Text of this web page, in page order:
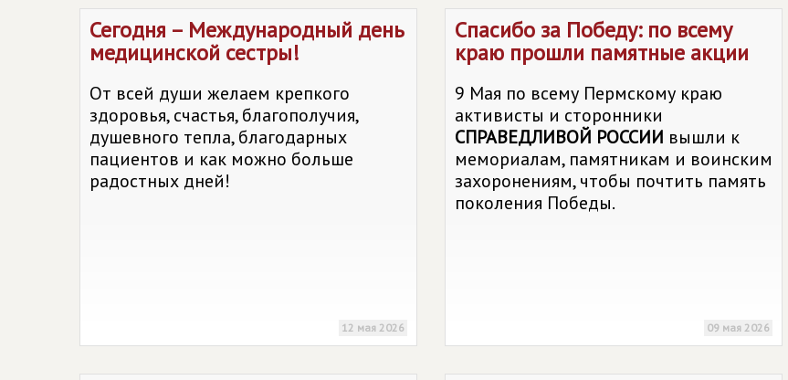
Сегодня – Международный день
медицинской сестры!
От всей души желаем крепкого
здоровья, счастья, благополучия,
душевного тепла, благодарных
пациентов и как можно больше
радостных дней!
12 мая 2026
Спасибо за Победу: по всему
краю прошли памятные акции
9 Мая по всему Пермскому краю
активисты и сторонники
СПРАВЕДЛИВОЙ РОССИИ вышли к
мемориалам, памятникам и воинским
захоронениям, чтобы почтить память
поколения Победы.
09 мая 2026